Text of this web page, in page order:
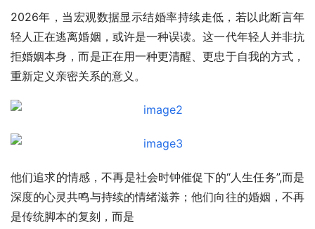
2026年，当宏观数据显示结婚率持续走低，若以此断言年
轻人正在逃离婚姻，或许是一种误读。这一代年轻人并非抗
拒婚姻本身，而是正在用一种更清醒、更忠于自我的方式，
重新定义亲密关系的意义。
他们追求的情感，不再是社会时钟催促下的“人生任务”,而是
深度的心灵共鸣与持续的情绪滋养；他们向往的婚姻，不再
是传统脚本的复刻，而是